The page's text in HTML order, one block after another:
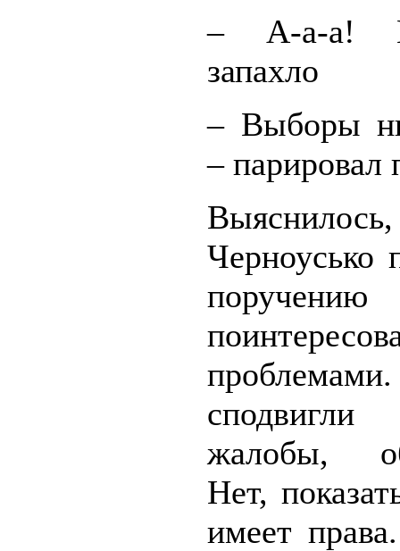
– А-а-а!
запахло
– Выборы
– парировал
Черноусько
жалобы,
Нет,
имеет